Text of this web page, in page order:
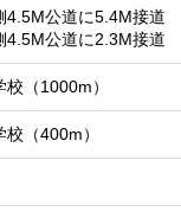
4.5M公道に5.4M接道
4.5M公道に2.3M接道
校（1000m）
校（400m）